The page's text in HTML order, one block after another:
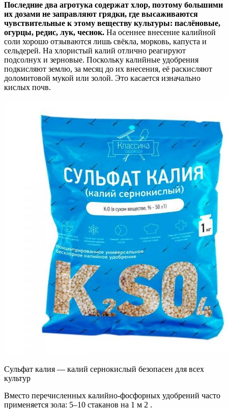
Последние два агротука содержат хлор, поэтому большими
их дозами не заправляют грядки, где высаживаются
чувствительные к этому веществу культуры: паслёновые,
огурцы, редис, лук, чеснок. На осеннее внесение калийной
соли хорошо отзываются лишь свёкла, морковь, капуста и
сельдерей. На хлористый калий отлично реагируют
подсолнух и зерновые. Поскольку калийные удобрения
подкисляют землю, за месяц до их внесения, её раскисляют
доломитовой мукой или золой. Это касается изначально
кислых почв.
Сульфат калия — калий сернокислый безопасен для всех
культур
Вместо перечисленных калийно-фосфорных удобрений часто
применяется зола: 5–10 стаканов на 1 м 2 .